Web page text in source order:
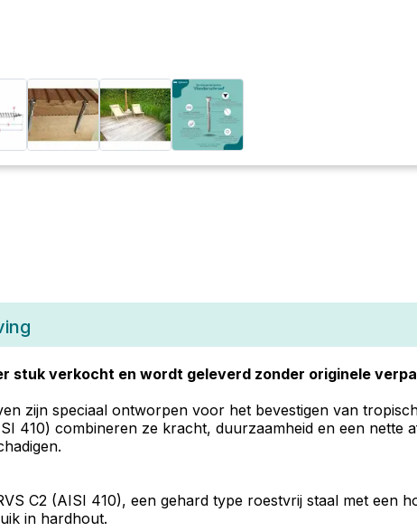
stuk verkocht en wordt geleverd zonder originele
zijn speciaal ontworpen voor het bevestigen van
410) combineren ze kracht, duurzaamheid en een
C2 (AISI 410), een gehard type roestvrij staal met een
in hardhout.